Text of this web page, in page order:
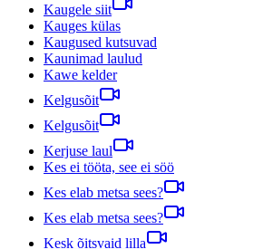
Kaugele siit
Kauges külas
Kaugused kutsuvad
Kaunimad laulud
Kawe kelder
Kelgusõit
Kelgusõit
Kerjuse laul
Kes ei tööta, see ei söö
Kes elab metsa sees?
Kes elab metsa sees?
Kesk õitsvaid lilla